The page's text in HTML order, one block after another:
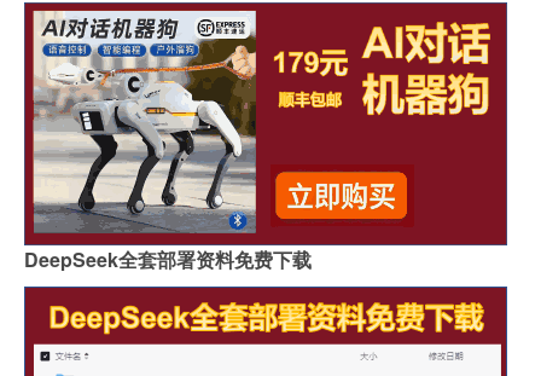
DeepSeek全套部署资料免费下载